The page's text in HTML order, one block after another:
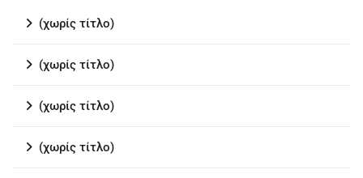
(χωρίς τίτλο)
(χωρίς τίτλο)
(χωρίς τίτλο)
(χωρίς τίτλο)